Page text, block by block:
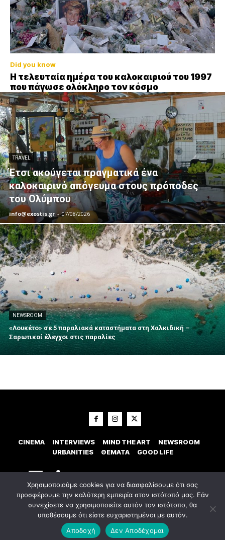
Did you know
Η τελευταία ημέρα του καλοκαιριού του 1997
που πάγωσε ολόκληρο τον κόσμο
TRAVEL
Έτσι ακούγεται πραγματικά ένα
καλοκαιρινό απόγευμα στους πρόποδες
του Ολύμπου
info@exostis.gr - 07/08/2026
NEWSROOM
«Λουκέτο» σε 5 παραλιακά καταστήματα στη Χαλκιδική –
Σαρωτικοί έλεγχοι στις παραλίες
CINEMA INTERVIEWS MIND THE ART
NEWSROOM
URBANITIES
ΘΕΜΑΤΑ GOOD LIFE
© 2023 Εxostispress - All right reserved. Κατασκευή Ιστοσελίδας
digital agency
Οροι χρήσης
Χρησιμοποιούμε cookies για να διασφαλίσουμε ότι σας
προσφέρουμε την καλύτερη εμπειρία στον ιστότοπό μας. Εάν
συνεχίσετε να χρησιμοποιείτε αυτόν τον ιστότοπο, θα
υποθέσουμε ότι είστε ευχαριστημένοι με αυτόν.
Αποδοχή
Δεν Αποδέχομαι